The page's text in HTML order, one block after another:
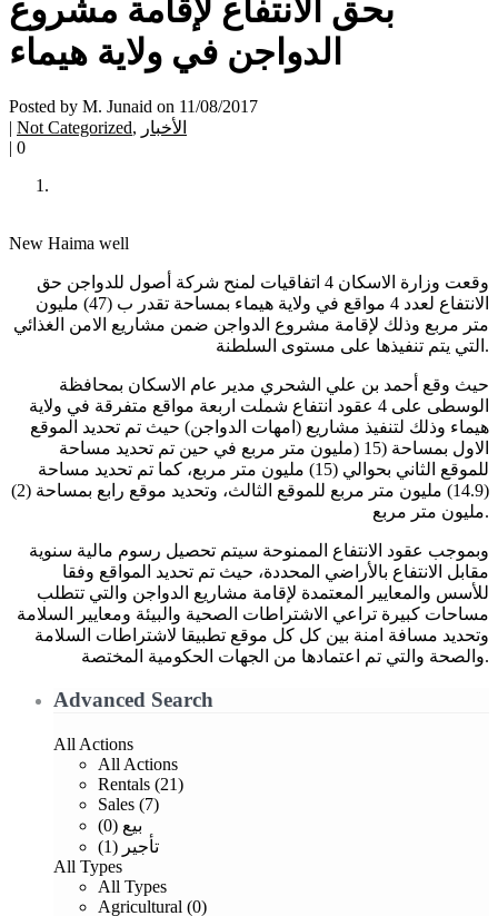
بحق الانتفاع لإقامة مشروع
الدواجن في ولاية هيماء
Posted by M. Junaid on 11/08/2017
| Not Categorized, الأخبار
| 0
New Haima well
وقعت وزارة الاسكان 4 اتفاقيات لمنح شركة أصول للدواجن حق
الانتفاع لعدد 4 مواقع في ولاية هيماء بمساحة تقدر ب (47) مليون
متر مربع وذلك لإقامة مشروع الدواجن ضمن مشاريع الامن الغذائي
التي يتم تنفيذها على مستوى السلطنة.
حيث وقع أحمد بن علي الشحري مدير عام الاسكان بمحافظة
الوسطى على 4 عقود انتفاع شملت اربعة مواقع متفرقة في ولاية
هيماء وذلك لتنفيذ مشاريع (امهات الدواجن) حيث تم تحديد الموقع
الاول بمساحة (15 (مليون متر مربع في حين تم تحديد مساحة
للموقع الثاني بحوالي (15) مليون متر مربع، كما تم تحديد مساحة
(14.9) مليون متر مربع للموقع الثالث، وتحديد موقع رابع بمساحة (2)
مليون متر مربع.
وبموجب عقود الانتفاع الممنوحة سيتم تحصيل رسوم مالية سنوية
مقابل الانتفاع بالأراضي المحددة، حيث تم تحديد المواقع وفقا
للأسس والمعايير المعتمدة لإقامة مشاريع الدواجن والتي تتطلب
مساحات كبيرة تراعي الاشتراطات الصحية والبيئة ومعايير السلامة
وتحديد مسافة امنة بين كل كل موقع تطبيقا لاشتراطات السلامة
والصحة والتي تم اعتمادها من الجهات الحكومية المختصة.
Advanced Search
All Actions
All Actions
Rentals (21)
Sales (7)
بيع (0)
تأجير (1)
All Types
All Types
Agricultural (0)